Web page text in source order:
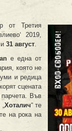
от Третия
2019,
и 31 август
е една от
която не
и редица
сцената
парчета. Във
Хоталич“ те
на рока на